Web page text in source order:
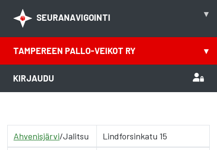
SEURANAVIGOINTI ▾
TAMPEREEN PALLO-VEIKOT RY ▾
KIRJAUDU
Ahvenisjärvi/Jalitsu Lindforsinkatu 15